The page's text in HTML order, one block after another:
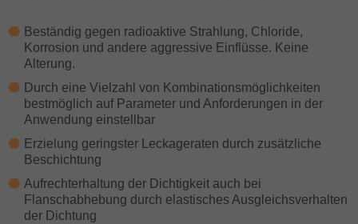
Beständig gegen radioaktive Strahlung, Chloride,
Korrosion und andere aggressive Einflüsse. Keine
Alterung.
Durch eine Vielzahl von Kombinationsmöglichkeiten
bestmöglich auf Parameter und Anforderungen in der
Anwendung einstellbar
Erzielung geringster Leckageraten durch zusätzliche
Beschichtung
Aufrechterhaltung der Dichtigkeit auch bei
Flanschabhebung durch elastisches Ausgleichsverhalten
der Dichtung